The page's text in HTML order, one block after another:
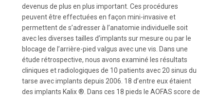
devenus de plus en plus important. Ces procédures
peuvent être effectuées en façon mini-invasive et
permettent de s’adresser à l’anatomie individuelle soit
avec les diverses tailles d’implants sur mesure ou par le
blocage de l’arrière-pied valgus avec une vis. Dans une
étude rétrospective, nous avons examiné les résultats
cliniques et radiologiques de 10 patients avec 20 sinus du
tarse avec implants depuis 2006. 18 d’entre eux étaient
des implants Kalix ®. Dans ces 18 pieds le AOFAS score de